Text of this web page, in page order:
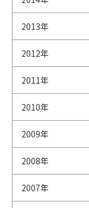
2013年
2012年
2011年
2010年
2009年
2008年
2007年